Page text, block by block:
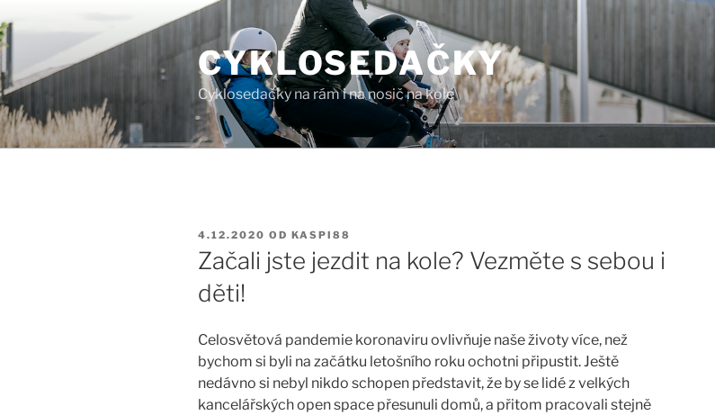
k
obsahu
webu
CYKLOSEDAČKY
Cyklosedačky na rám i na nosič na kole
PUBLIKOVÁNO
4.12.2020 OD KASPI88
Začali jste jezdit na kole? Vezměte s sebou i
děti!
Celosvětová pandemie koronaviru ovlivňuje naše životy více, než
bychom si byli na začátku letošního roku ochotni připustit. Ještě
nedávno si nebyl nikdo schopen představit, že by se lidé z velkých
kancelářských open space přesunuli domů, a přitom pracovali stejně